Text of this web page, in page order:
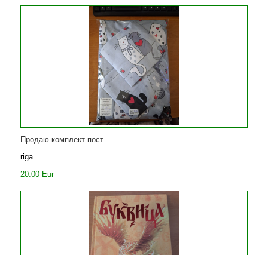
Продаю комплект пост...
riga
20.00 Eur